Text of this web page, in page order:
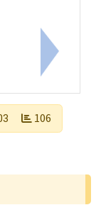
童象棋文化藝術
下一筆：
106